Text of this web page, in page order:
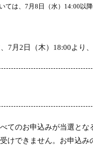
ては、 7 月 8 日（水） 14:00 以
7月 2 日（木） 18:00より
てのお申込みが当選とな
けできません。お申込み